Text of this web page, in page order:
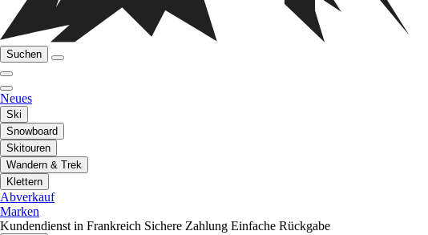
Suchen
Neues
Ski
Snowboard
Skitouren
Wandern & Trek
Klettern
Abverkauf
Marken
Kundendienst in Frankreich Sichere Zahlung Einfache Rückgabe